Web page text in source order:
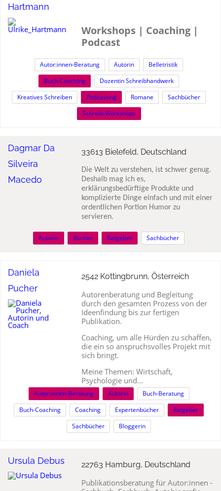
Hartmann
Workshops | Coaching |
Podcast
Autor:innen-Beratung Autorin
Belletristik
Buch-Coaching
Dozentin Schreibhandwerk
Kreatives Schreiben
Podcasting Romane
Sachbücher
Schreib-Workshops
Dagmar Da
Silveira
Macedo
33613 Bielefeld, Deutschland
Die Welt zu verstehen, ist schwer genug.
Deshalb mag ich es,
erklärungsbedürftige Produkte und
komplizierte Dinge einfach und mit einer
ordentlichen Portion Humor zu
servieren.
Autorin Bücher Ratgeber Sachbücher
Daniela
Pucher
2542 Kottingbrunn, Österreich
Autorenberatung und Begleitung
durch den gesamten Prozess von der
Ideenfindung bis zur fertigen
Publikation.
Coaching, um alle Hürden zu schaffen,
die ein so anspruchsvolles Projekt mit
sich bringt.
Meine Themen: Wirtschaft,
Psychologie und…
Autor:innen-Beratung Autorin
Buch-Beratung
Buch-Coaching
Coaching Expertenbücher
Ratgeber
Sachbücher
Bloggerin
Ursula Debus 22763 Hamburg, Deutschland
Publikationsberatung für Autor:innen -